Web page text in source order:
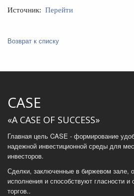
Источник: Перейти
Возврат к списку
CASE
«A CASE OF SUCCESS»
Главная цель CASE - формирование
надежной инвестиционной среды для
инвесторов.
Сделки, заключенные в биржевом зале,
исполнения и способствуют гласности и
торгов..